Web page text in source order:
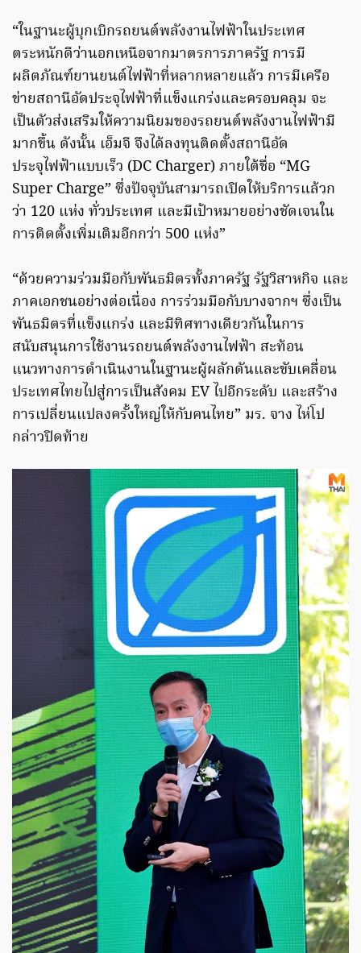
“ในฐานะผู้บุกเบิกรถยนต์พลังงานไฟฟ้าในประเทศ
ตระหนักดีว่านอกเหนือจากมาตรการภาครัฐ การมี
ผลิตภัณฑ์ยานยนต์ไฟฟ้าที่หลากหลายแล้ว การมีเครือ
ข่ายสถานีอัดประจุไฟฟ้าที่แข็งแกร่งและครอบคลุม จะ
เป็นตัวส่งเสริมให้ความนิยมของรถยนต์พลังงานไฟฟ้ามี
มากขึ้น ดังนั้น เอ็มจี จึงได้ลงทุนติดตั้งสถานีอัด
ประจุไฟฟ้าแบบเร็ว (DC Charger) ภายใต้ชื่อ “MG
Super Charge” ซึ่งปัจจุบันสามารถเปิดให้บริการแล้วก
ว่า 120 แห่ง ทั่วประเทศ และมีเป้าหมายอย่างชัดเจนใน
การติดตั้งเพิ่มเติมอีกกว่า 500 แห่ง”
“ด้วยความร่วมมือกับพันธมิตรทั้งภาครัฐ รัฐวิสาหกิจ และ
ภาคเอกชนอย่างต่อเนื่อง การร่วมมือกับบางจากฯ ซึ่งเป็น
พันธมิตรที่แข็งแกร่ง และมีทิศทางเดียวกันในการ
สนับสนุนการใช้งานรถยนต์พลังงานไฟฟ้า สะท้อน
แนวทางการดำเนินงานในฐานะผู้ผลักดันและขับเคลื่อน
ประเทศไทยไปสู่การเป็นสังคม EV ไปอีกระดับ และสร้าง
การเปลี่ยนแปลงครั้งใหญ่ให้กับคนไทย” มร. จาง ไห่โป
กล่าวปิดท้าย